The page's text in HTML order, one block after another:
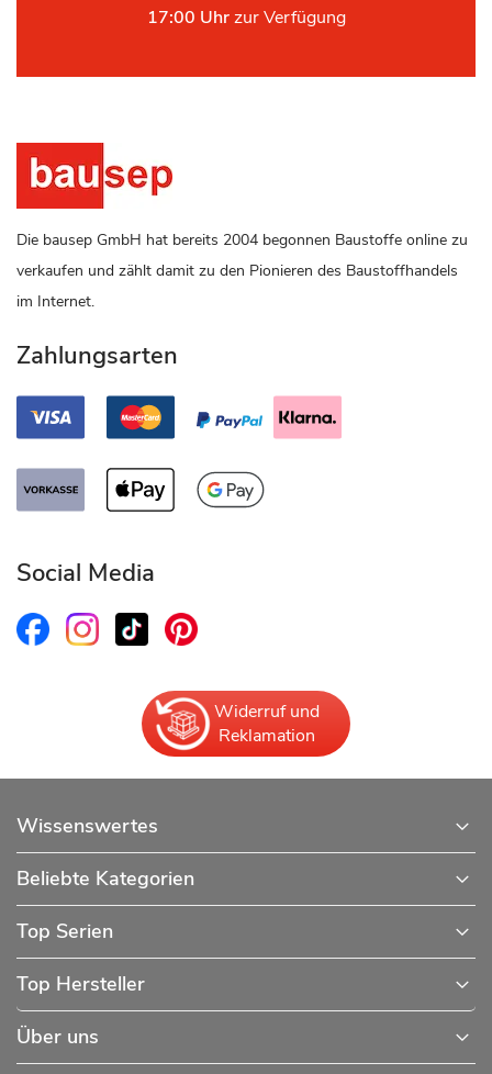
17:00 Uhrzur Verfügung
Die bausep GmbH hat bereits 2004 begonnen Baustoffe online zu
verkaufen und zählt damit zu den Pionieren des Baustoffhandels
im Internet.
Zahlungsarten
Social Media
Widerruf und
Reklamation
Wissenswertes
Beliebte Kategorien
Top Serien
Top Hersteller
Über uns